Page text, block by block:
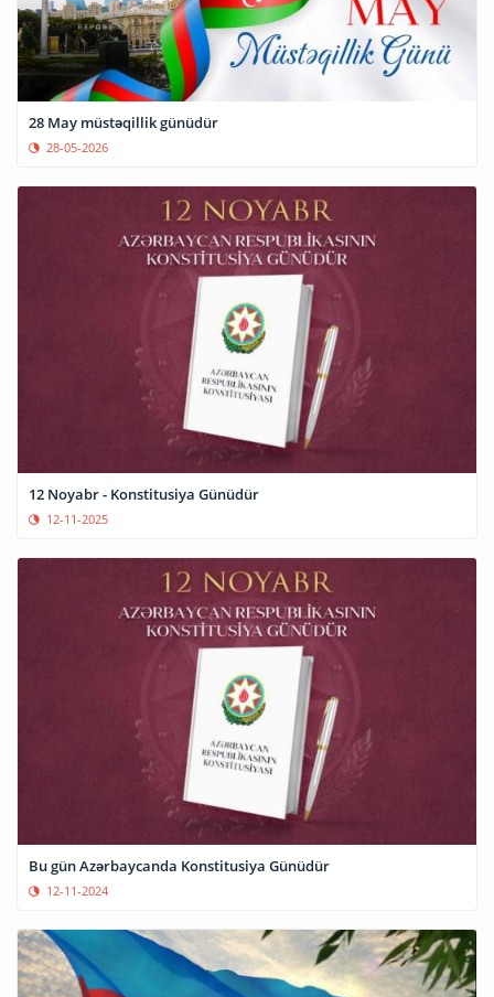
28 May müstəqillik günüdür
28-05-2026
12 Noyabr - Konstitusiya Günüdür
12-11-2025
Bu gün Azərbaycanda Konstitusiya Günüdür
12-11-2024